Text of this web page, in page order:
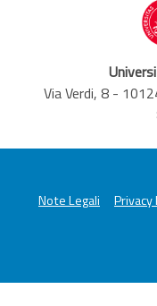
Via Verdi, 8 -
Note Legali Privacy